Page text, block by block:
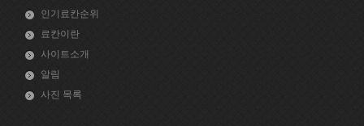
인기료칸순위
료칸이란
사이트소개
알림
사진 목록